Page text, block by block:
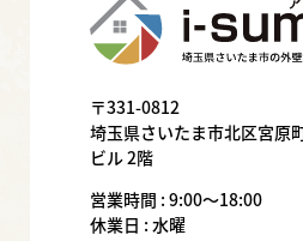
〒331-0812
埼玉県さいたま市北区宮原
ビル 2階
営業時間 : 9:00〜18:00
休業日 : 水曜